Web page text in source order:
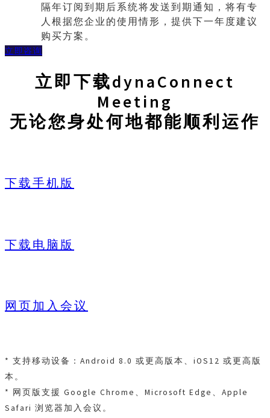
隔年订阅到期后系统将发送到期通知，将有专
人根据您企业的使用情形，提供下一年度建议
购买方案。
立即咨询
立即下载dynaConnect
Meeting
无论您身处何地都能顺利运作
下载手机版
下载电脑版
网页加入会议
* 支持移动设备：Android 8.0 或更高版本、iOS12 或更高版
本。
* 网页版支援 Google Chrome、Microsoft Edge、Apple
Safari 浏览器加入会议。